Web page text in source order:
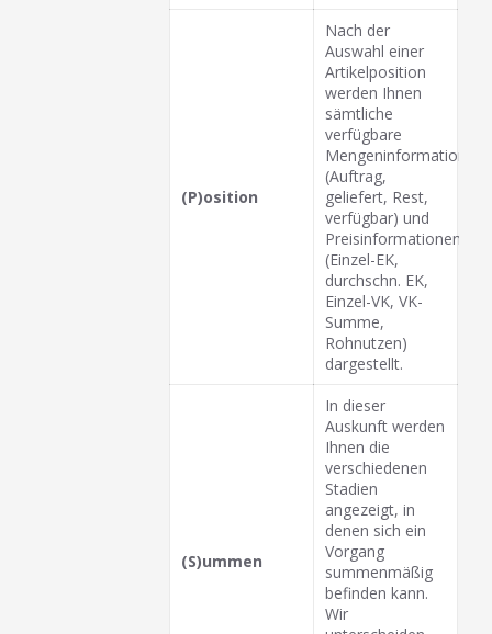
(P)osition
Nach der
Auswahl einer
Artikelposition
werden Ihnen
sämtliche
verfügbare
Mengeninformationen
(Auftrag,
geliefert, Rest,
verfügbar) und
Preisinformationen
(Einzel-EK,
durchschn. EK,
Einzel-VK, VK-
Summe,
Rohnutzen)
dargestellt.
(S)ummen
In dieser
Auskunft werden
Ihnen die
verschiedenen
Stadien
angezeigt, in
denen sich ein
Vorgang
summenmäßig
befinden kann.
Wir